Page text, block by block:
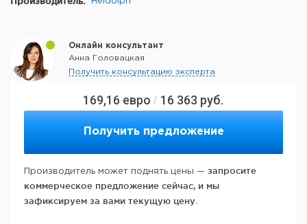
169,16 евро / 16 363 руб.
Получить предложение
Производитель может поднять цены — запросите
коммерческое предложение сейчас, и мы
зафиксируем за вами текущую цену.
Онлайн консультант
Анна Головацкая
Получить консультацию эксперта